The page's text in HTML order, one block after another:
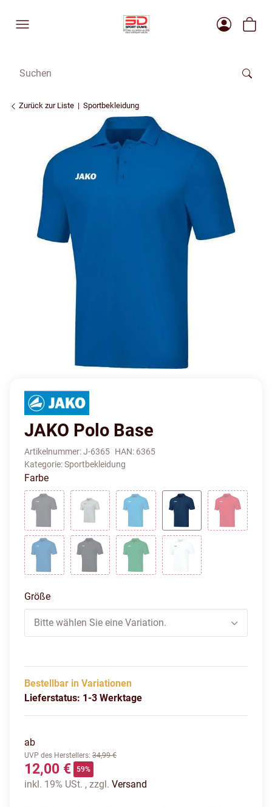
Zurück zur Liste Sportbekleidung
JAKO Polo Base
Artikelnummer:J-6365 HAN: 6365
Kategorie:Sportbekleidung
Farbe
Anthrazit Hellgrau MeliertJako Blau Marine
Größe
Bitte wählen Sie eine Variation.
Bestellbar in Variationen
Lieferstatus: 1-3 Werktage
ab
UVP des Herstellers: 34,99 €
12,00 € 59%
inkl. 19% USt. , zzgl. Versand